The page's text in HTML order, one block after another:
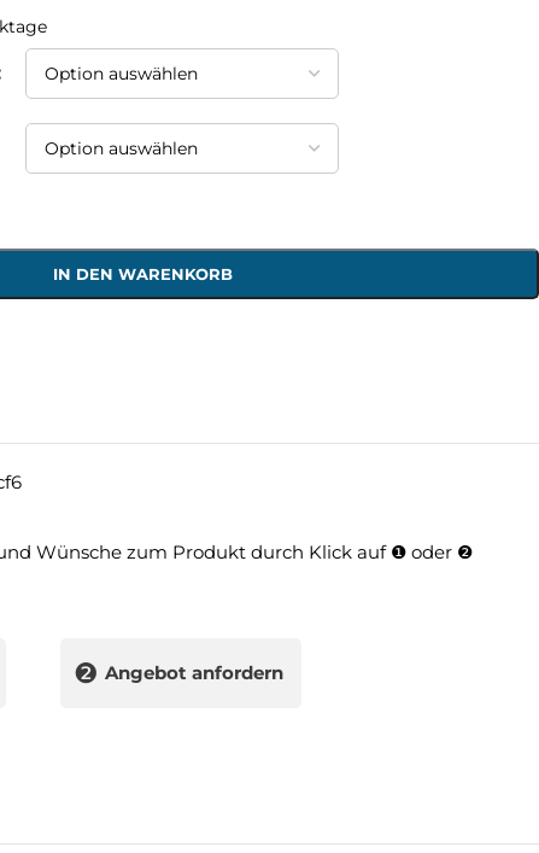
IN DEN WARENKORB
Wünsche zum Produkt durch Klick auf ❶ oder ❷
❷ Angebot anfordern